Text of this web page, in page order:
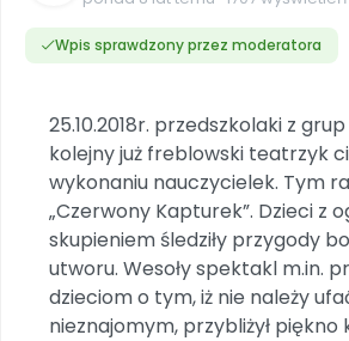
Scenariusze i artykuły
Materiały z miesięcznika
Multimedia i pliki
Plany tygodniowe
Praca wychowawcza
Bliżejprzedszkolne zestawy
Zestawy do pobrania
POLECAMY
Miesięczniki
Aktualne oraz archiwalne numery
Materiały w formie cyfrowej
Wszystko dla przedszkoli
Zamówienia hurtowe
NA SKRÓTY
Letnia wyprzedaż
Promocje w sklepie
Konferencje
Spotkania na dużą skalę
Pakiet szkoleń
Kompleksowe programy szkoleniowe
POLECAMY
Akademia Muzyki i Ruchu
Szkolenia muzyczne
Ebooki
Strona WWW dla
Gotowa w mniej niż 10 min • 14 dni
Pakiet bliżej MAX
Poznajemy regiony
Literkowo
Nauka liter i głosek
Sprintem do maratonu
Ruch i motywacja
Bliżej Pieska
Pomoc zwierzętom
Facebook
Instagram
Zobacz nas na Instagramie
TikTok
Zobacz nas na TikToku
YouTube
Filmy edukacyjne
Wpis sprawdzony przez moderatora
25.10.2018r. przedszkolaki z
kolejny już freblowski teatrzyk
wykonaniu nauczycielek. Tym
„Czerwony Kapturek”. Dzieci z
skupieniem śledziły przygody
utworu. Wesoły spektakl m.in.
dzieciom o tym, iż nie należy
nieznajomym, przybliżył piękno